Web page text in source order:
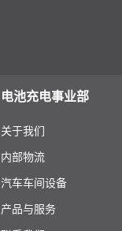
电池充电事业部
关于我们
内部物流
汽车车间设备
产品与服务